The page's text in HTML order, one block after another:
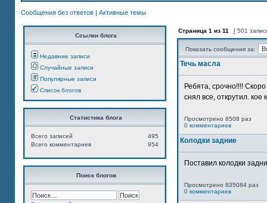
Сообщения без ответов | Активные темы
Ссылки блога
Недавние записи
Случайные записи
Популярные записи
Список блогов
Статистика блога
495
Всего записей
954
Всего комментариев
Поиск блогов
Страница 1 из 11 [ 501
Показать сообщения за:
Течь масла
Ребята, срочно!!!!
снял все, открутил. кое
Просмотрено 8508 раз
0 комментариев
Колодки задние
Поставил колодки
Просмотрено 835084 раз
0 комментариев